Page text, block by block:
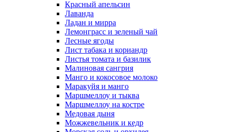
Красный апельсин
Лаванда
Ладан и мирра
Лемонграсс и зеленый чай
Лесные ягоды
Лист табака и кориандр
Листья томата и базилик
Малиновая сангрия
Манго и кокосовое молоко
Маракуйя и манго
Маршмеллоу и тыква
Маршмеллоу на костре
Медовая дыня
Можжевельник и кедр